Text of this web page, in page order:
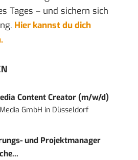
Tages – und sichern sich
Hier kannst du dich
Content Creator (m/w/d)
GmbH in Düsseldorf
und Projektmanager